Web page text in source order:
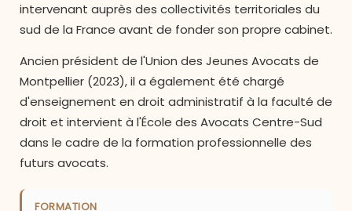
intervenant auprès des collectivités territoriales du
sud de la France avant de fonder son propre cabinet.
Ancien président de l'Union des Jeunes Avocats de
Montpellier (2023), il a également été chargé
d'enseignement en droit administratif à la faculté de
droit et intervient à l'École des Avocats Centre-Sud
dans le cadre de la formation professionnelle des
futurs avocats.
FORMATION